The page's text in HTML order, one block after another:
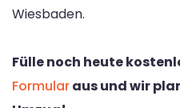
Wiesbaden.
Fülle noch heute
Formularaus und wir